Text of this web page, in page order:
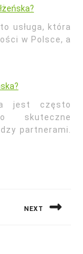
usługa, która
w Polsce, a
jest często
skuteczne
partnerami.
NEXT